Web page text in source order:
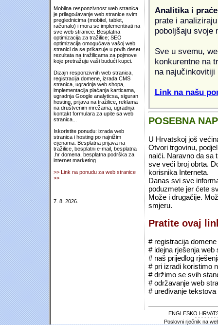
Mobilna responzivnost web stranica
je prilagođavanje web stranice svim
preglednicima (mobitel, tablet,
računalo) i mora se implementirati na
sve web stranice. Besplatna
optimizacija za tražilice; SEO
optimizacija omogućava vašoj web
stranici da se prikazuje u prvih deset
rezultata na tražilicama za pojmove
koje pretražuju vaši budući kupci.
Dizajn responzivnih web stranica,
registracija domene, izrada CMS
stranica, ugradnja web shopa,
implementacija plaćanja karticama,
ugradnja Google analyticsa, siguran
hosting, prijava na tražilice, reklama
na društvenim mrežama, ugradnja
kontakt formulara za upite sa web
stranica...
Iskoristite ponudu: izrada web
stranica i hosting po najnižim
cijenama. Besplatna prijava na
tražilice, besplatni e-mail, besplatna
.hr domena, besplatna podrška za
internet marketing...
>> Link na ponudu za web stranice
>>
7. 8. 2026.
Analitika i
prate i
poboljšaju svoje
Sve u svemu,
konkurentne na
na najučinkovitiji
Link na našu
POSEBNA
U Hrvatskoj još
Otvori trgovinu,
naići. Naravno da sa
sve veći broj obrta.
korisnika Interneta.
Danas svi sve
poduzmete jer ćete
Može i drugačije.
smjeru.
Pratite ovaj
# registracija
# idejna rješenja web
# naš prijedlog
# pri izradi koristimo
# držimo se svih
# održavanje web
# uređivanje
ENGLESKO
Poslovni rječnik na